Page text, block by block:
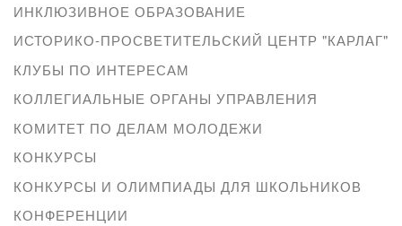
ИНКЛЮЗИВНОЕ ОБРАЗОВАНИЕ
ИСТОРИКО-ПРОСВЕТИТЕЛЬСКИЙ ЦЕНТР "КАРЛАГ"
КЛУБЫ ПО ИНТЕРЕСАМ
КОЛЛЕГИАЛЬНЫЕ ОРГАНЫ УПРАВЛЕНИЯ
КОМИТЕТ ПО ДЕЛАМ МОЛОДЕЖИ
КОНКУРСЫ
КОНКУРСЫ И ОЛИМПИАДЫ ДЛЯ ШКОЛЬНИКОВ
КОНФЕРЕНЦИИ